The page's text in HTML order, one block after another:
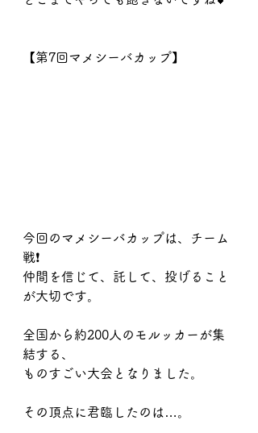
【第7回マメシーバカップ】
今回のマメシーバカップは、チーム
戦❗️
仲間を信じて、託して、投げること
が大切です。
全国から約200人のモルッカーが集
結する、
ものすごい大会となりました。
その頂点に君臨したのは…。